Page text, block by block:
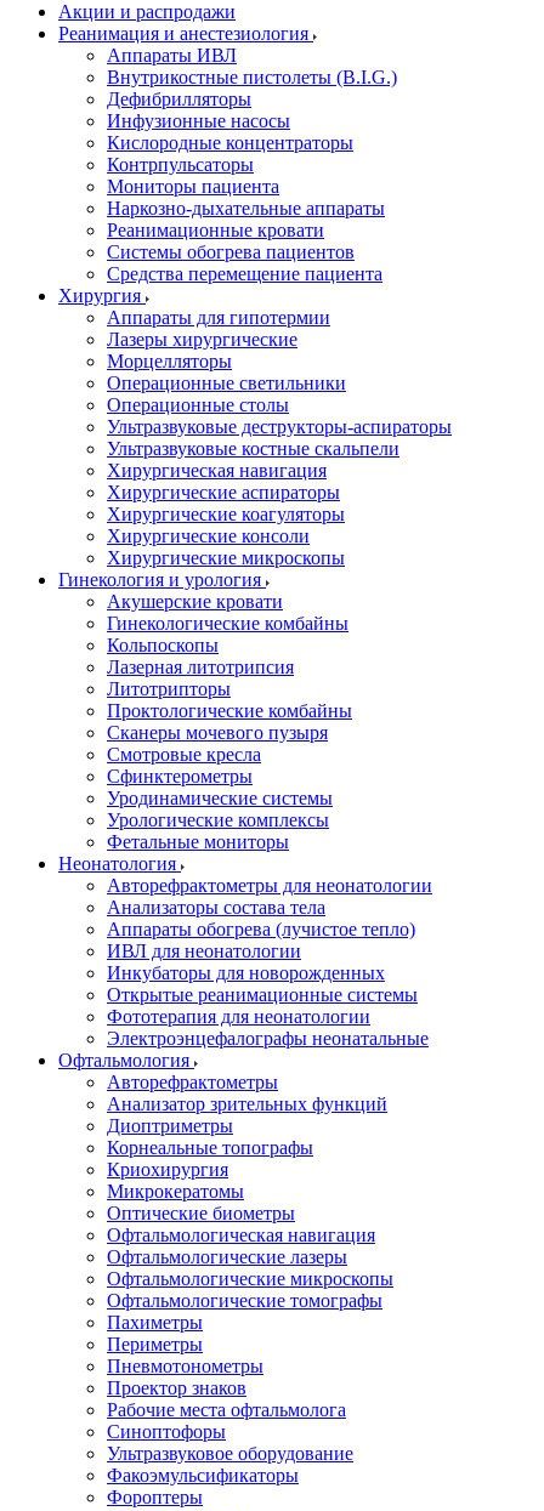
Акции и распродажи
Реанимация и анестезиология
Аппараты ИВЛ
Внутрикостные пистолеты (B.I.G.)
Дефибрилляторы
Инфузионные насосы
Кислородные концентраторы
Контрпульсаторы
Мониторы пациента
Наркозно-дыхательные аппараты
Реанимационные кровати
Системы обогрева пациентов
Средства перемещение пациента
Хирургия
Аппараты для гипотермии
Лазеры хирургические
Морцелляторы
Операционные светильники
Операционные столы
Ультразвуковые деструкторы-аспираторы
Ультразвуковые костные скальпели
Хирургическая навигация
Хирургические аспираторы
Хирургические коагуляторы
Хирургические консоли
Хирургические микроскопы
Гинекология и урология
Акушерские кровати
Гинекологические комбайны
Кольпоскопы
Лазерная литотрипсия
Литотрипторы
Проктологические комбайны
Сканеры мочевого пузыря
Смотровые кресла
Сфинктерометры
Уродинамические системы
Урологические комплексы
Фетальные мониторы
Неонатология
Авторефрактометры для неонатологии
Анализаторы состава тела
Аппараты обогрева (лучистое тепло)
ИВЛ для неонатологии
Инкубаторы для новорожденных
Открытые реанимационные системы
Фототерапия для неонатологии
Электроэнцефалографы неонатальные
Офтальмология
Авторефрактометры
Анализатор зрительных функций
Диоптриметры
Корнеальные топографы
Криохирургия
Микрокератомы
Оптические биометры
Офтальмологическая навигация
Офтальмологические лазеры
Офтальмологические микроскопы
Офтальмологические томографы
Пахиметры
Периметры
Пневмотонометры
Проектор знаков
Рабочие места офтальмолога
Синоптофоры
Ультразвуковое оборудование
Факоэмульсификаторы
Фороптеры